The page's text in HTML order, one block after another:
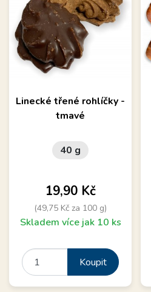
Linecké třené rohlíčky -
tmavé
40 g
Cena
19,90 Kč
(49,75 Kč za 100 g)
Skladem více jak 10 ks
Koupit